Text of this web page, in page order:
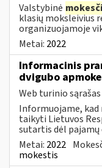
Valstybinė
klasių moksleivius
organizuojamoje
Metai: 2022
Informacinis
dvigubo
Web turinio sąrašas
Informuojame, kad
taikyti Lietuvos
sutartis dėl
Metai: 2022
mokestis